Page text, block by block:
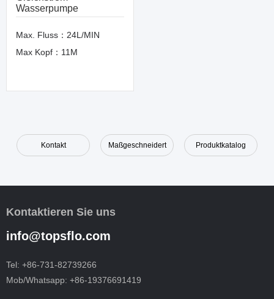
Wasserpumpe
Max. Fluss：24L/MIN
Max Kopf：11M
Kontakt Maßgeschneidert Produktkatalog
Kontaktieren Sie uns
info@topsflo.com
Tel: +86-731-82739266
Mob/Whatsapp: +86-19376691419